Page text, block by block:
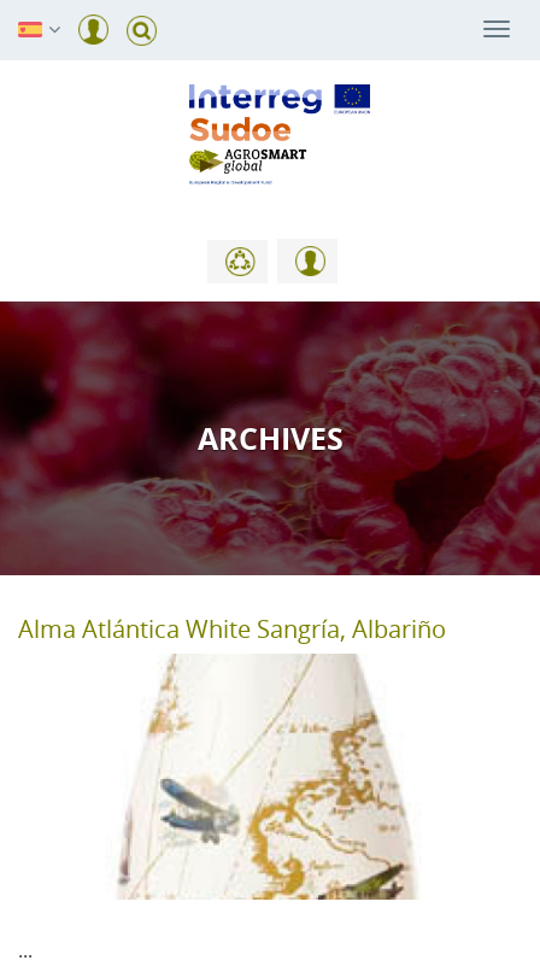
ARCHIVES
Alma Atlántica White Sangría, Albariño
...